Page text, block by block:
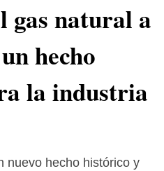
gas natural a
hecho
la industria
nuevo hecho histórico y